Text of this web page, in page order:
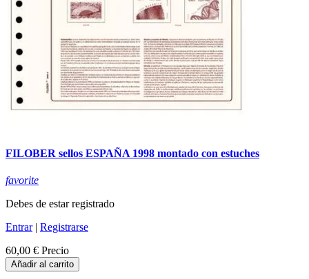
FILOBER sellos ESPAÑA 1998 montado con estuches
favorite
Debes de estar registrado
Entrar| Registrarse
60,00 € Precio
Añadir al carrito